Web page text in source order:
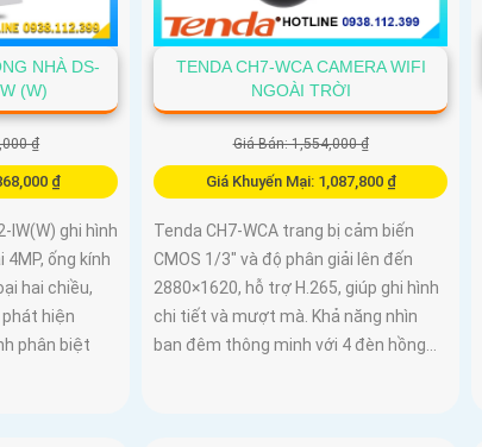
NHÀ DS-
(W)
₫
₫
IW(W) ghi hình
ống kính
hai chiều,
phát hiện
phân biệt
TENDA CH7-WCA CAMERA WIFI
NGOÀI TRỜI
Giá Bán: 1,554,000 ₫
Giá Khuyến Mại: 1,087,800 ₫
Tenda CH7-WCA trang bị cảm biến
CMOS 1/3" và độ phân giải lên đến
2880×1620, hỗ trợ H.265, giúp ghi hình
chi tiết và mượt mà. Khả năng nhìn
ban đêm thông minh với 4 đèn hồng...